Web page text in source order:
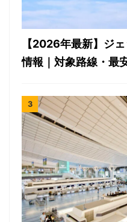
【2026年最新】ジ
情報｜対象路線・最